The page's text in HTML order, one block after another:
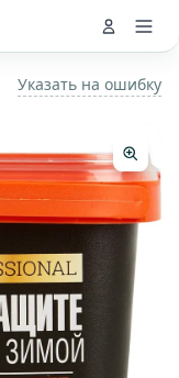
Указать на ошибку